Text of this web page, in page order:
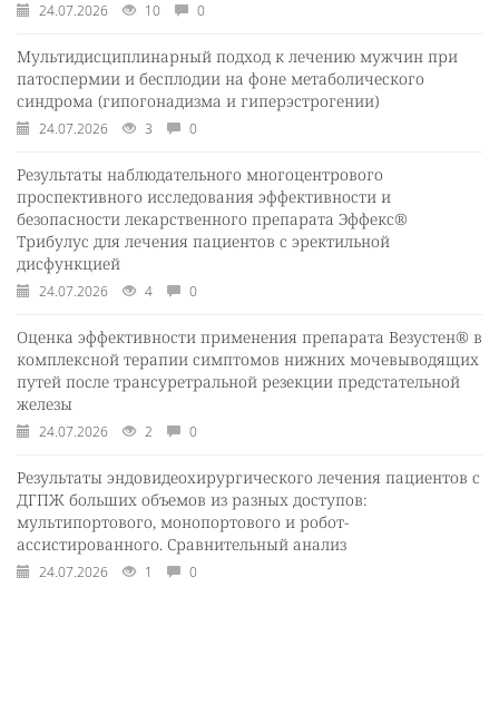
24.07.2026 10 0
Мультидисциплинарный подход к лечению мужчин при
патоспермии и бесплодии на фоне метаболического
синдрома (гипогонадизма и гиперэстрогении)
24.07.2026 3 0
Результаты наблюдательного многоцентрового
проспективного исследования эффективности и
безопасности лекарственного препарата Эффекс®
Трибулус для лечения пациентов с эректильной
дисфункцией
24.07.2026 4 0
Оценка эффективности применения препарата Везустен® в
комплексной терапии симптомов нижних мочевыводящих
путей после трансуретральной резекции предстательной
железы
24.07.2026 2 0
Результаты эндовидеохирургического лечения пациентов с
ДГПЖ больших объемов из разных доступов:
мультипортового, монопортового и робот-
ассистированного. Сравнительный анализ
24.07.2026 1 0